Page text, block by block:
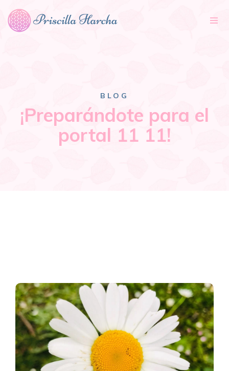
BLOG
¡Preparándote para el
portal 11 11!